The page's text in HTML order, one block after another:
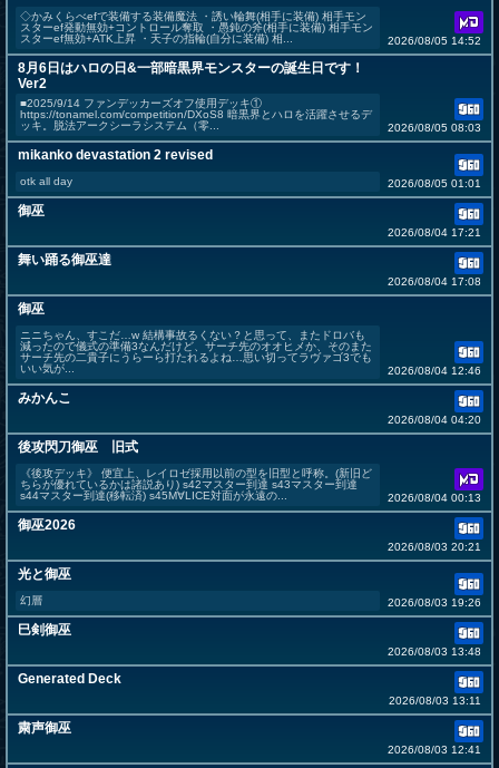
◇かみくらべefで装備する装備魔法 ・誘い輪舞(相手に装備) 相手モン
スターef発動無効+コントロール奪取 ・愚鈍の斧(相手に装備) 相手モン
スターef無効+ATK上昇 ・天子の指輪(自分に装備) 相...
2026/08/05 14:52
8月6日はハロの日&一部暗黒界モンスターの誕生日です！
Ver2
■2025/9/14 ファンデッカーズオフ使用デッキ①
https://tonamel.com/competition/DXoS8 暗黒界とハロを活躍させるデ
ッキ。脱法アークシーラシステム（零...
2026/08/05 08:03
mikanko devastation 2 revised
otk all day 2026/08/05 01:01
御巫
2026/08/04 17:21
舞い踊る御巫達
2026/08/04 17:08
御巫
ニニちゃん、すこだ…w 結構事故るくない？と思って、またドロバも
減ったので儀式の準備3なんだけど、サーチ先のオオヒメか、そのまた
サーチ先の二貴子にうらーら打たれるよね…思い切ってラヴァゴ3でも
いい気が...
2026/08/04 12:46
みかんこ
2026/08/04 04:20
後攻閃刀御巫 旧式
《後攻デッキ》 便宜上、レイロゼ採用以前の型を旧型と呼称。(新旧ど
ちらが優れているかは諸説あり) s42マスター到達 s43マスター到達
s44マスター到達(移転済) s45M∀LICE対面が永遠の...
2026/08/04 00:13
御巫2026
2026/08/03 20:21
光と御巫
幻層 2026/08/03 19:26
巳剣御巫
2026/08/03 13:48
Generated Deck
2026/08/03 13:11
粛声御巫
2026/08/03 12:41